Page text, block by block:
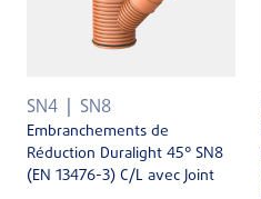
SN4 SN8
Embranchements de
Réduction Duralight 45° SN8
(EN 13476-3) C/L avec Joint